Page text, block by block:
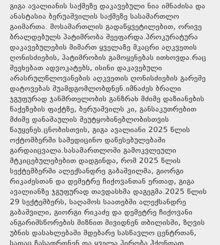
გიგა ავალიანის საქმეზე დაკავებული ნია იმნაძისა და
ანასტასია ბერუაშვილის საქმეზე სასამართლო
გაიმართა. მოსამართლის გადაწყვეტილებით, ორივე
ბრალდებულს პატიმრობა შეეფარდა.პროკურატურა
დაკავებულების მიმართ ყველაზე მკაცრი აღკვეთის
ღონისძიების, პატიმრობის გამოყენებას ითხოვდა.რაც
შეეხებათ ადვოკატებს, ისინი დაკავებული
არასრულწლოვანების აღკვეთის ღონისძიების გარეშე
დატოვებას შუამდგომლობდნენ.იმნაძეს ბრალი
ჯგუფურად ჯანმრთელობის განზრახ მძიმე დაზიანების
წაქეზების ფაქტზე, ბერუაშვილს კი, განსაკუთრებით
მძიმე დანაშაულის შეუტყობინებლობისთვის
წაუყენეს.ცნობისთვის, გიგა ავალიანი 2025 წლის
ოქტომბერში სამედიცინო დაწესებულებაში
გარდაიცვალა.სასამართლოში გამოკვლეული
მტკიცებულებებით დადგინდა, რომ 2025 წლის
სექტემბერში ალექსანდრე გაბაშვილმა, გიორგი
რიკაძესთან და დემეტრე ჩიქოვანთან ერთად, გიგა
ავალიანზე ჯგუფურად თავდასხმა დაგეგმა.2025 წლის
29 სექტემბერს, საღამოს საათებში ალექსანდრე
გაბაშვილი, გიორგი რიკაძე და დემეტრე ჩიქოვანი
ანგარიშსწორების მიზნით მივიდნენ თბილისში, ზღვის
უბნის დასახლებაში მდებარე სასწავლო ცენტრთან,